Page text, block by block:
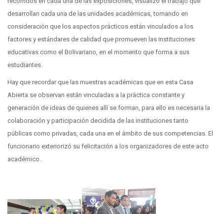
desarrollan cada una de las unidades académicas, tomando en
consideración que los aspectos prácticos están vinculados a los
factores y estándares de calidad que promueven las instituciones
educativas como el Bolivariano, en el momento que forma a sus
estudiantes.
Hay que recordar que las muestras académicas que en esta Casa
Abierta se observan están vinculadas a la práctica constante y
generación de ideas de quienes allí se forman, para ello es necesaria la
colaboración y participación decidida de las instituciones tanto
públicas como privadas, cada una en el ámbito de sus competencias. El
funcionario exteriorizó su felicitación a los organizadores de este acto
académico.